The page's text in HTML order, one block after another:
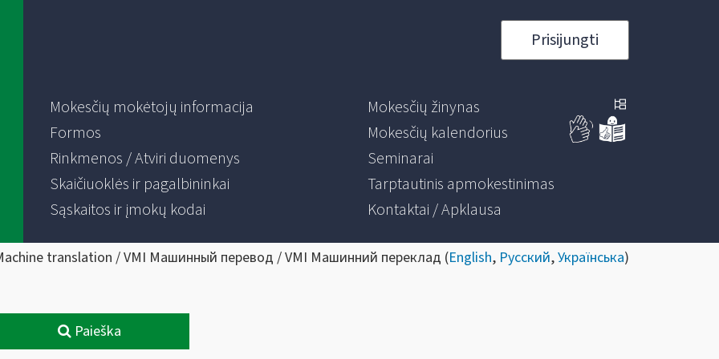
Prisijungti
Mokesčių mokėtojų informacija
Formos
Rinkmenos / Atviri duomenys
Skaičiuoklės ir pagalbininkai
Sąskaitos ir įmokų kodai
Mokesčių žinynas
Mokesčių kalendorius
Seminarai
Tarptautinis apmokestinimas
Kontaktai / Apklausa
translation / VMI Машинный перевод / VMI Машинний переклад (English, Русский,Українська)
Paieška